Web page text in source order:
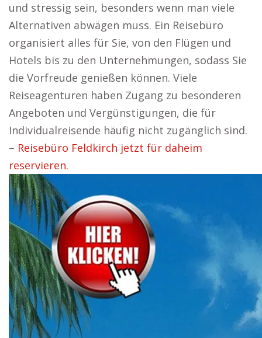
und stressig sein, besonders wenn man viele
Alternativen abwägen muss. Ein Reisebüro
organisiert alles für Sie, von den Flügen und
Hotels bis zu den Unternehmungen, sodass Sie
die Vorfreude genießen können. Viele
Reiseagenturen haben Zugang zu besonderen
Angeboten und Vergünstigungen, die für
Individualreisende häufig nicht zugänglich sind.
– Reisebüro Feldkirch jetzt für daheim
reservieren.